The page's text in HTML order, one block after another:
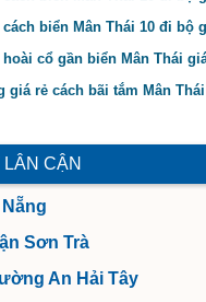
biển Mân Thái 10 đi bộ
cổ gần biển Mân Thái
giá rẻ cách bãi tắm Mân Thái
CẬN
Sơn Trà
An Hải Tây